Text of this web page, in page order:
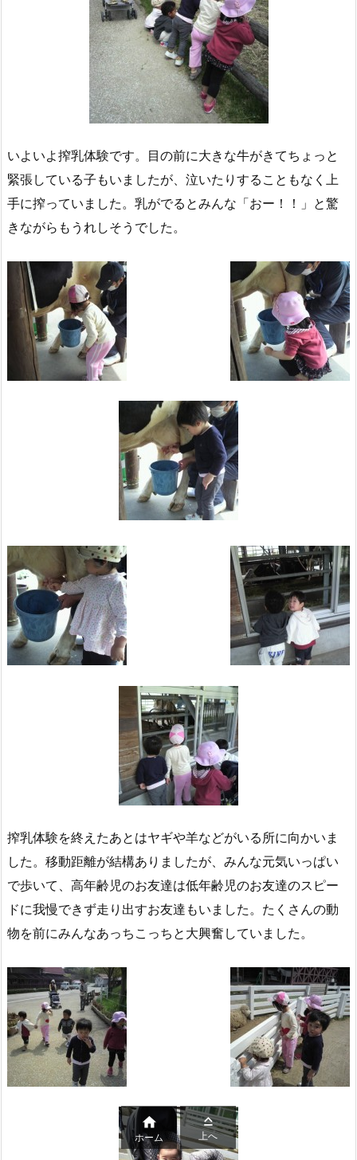
いよいよ搾乳体験です。目の前に大きな牛がきてちょっと
緊張している子もいましたが、泣いたりすることもなく上
手に搾っていました。乳がでるとみんな「おー！！」と驚
きながらもうれしそうでした。
搾乳体験を終えたあとはヤギや羊などがいる所に向かいま
した。移動距離が結構ありましたが、みんな元気いっぱい
で歩いて、高年齢児のお友達は低年齢児のお友達のスピー
ドに我慢できず走り出すお友達もいました。たくさんの動
物を前にみんなあっちこっちと大興奮していました。

ホーム

上へ